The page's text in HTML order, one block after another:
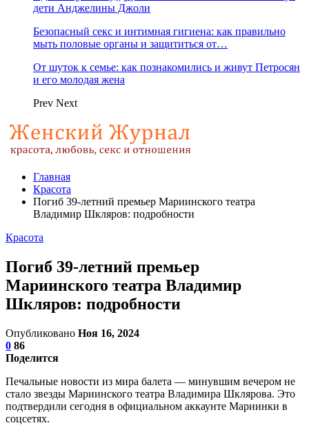
дети Анджелины Джоли
Безопасный секс и интимная гигиена: как правильно
мыть половые органы и защититься от…
От шуток к семье: как познакомились и живут Петросян
и его молодая жена
Prev Next
Главная
Красота
Погиб 39-летний премьер Мариинского театра
Владимир Шкляров: подробности
Красота
Погиб 39-летний премьер
Мариинского театра Владимир
Шкляров: подробности
Опубликовано Ноя 16, 2024
0 86
Поделится
Печальные новости из мира балета — минувшим вечером не
стало звезды Мариинского театра Владимира Шклярова. Это
подтвердили сегодня в официальном аккаунте Мариинки в
соцсетях.